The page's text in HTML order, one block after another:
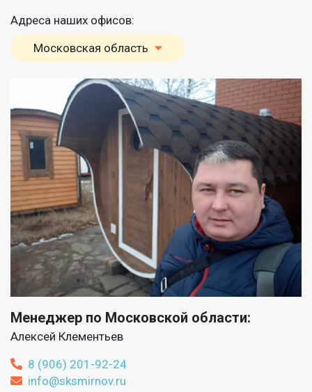
Адреса наших офисов:
Московская область
Менеджер по Московской области:
Алексей Клементьев
8 (906) 201-92-24
info@sksmirnov.ru